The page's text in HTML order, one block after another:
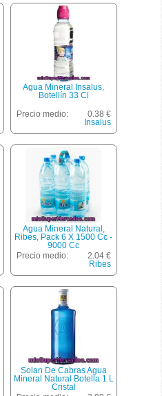
Agua Mineral Insalus,
Botellín 33 Cl
Precio medio:
0.38 €
Insalus
Agua Mineral Natural,
Ribes, Pack 6 X 1500 Cc -
9000 Cc
Precio medio:
2.04 €
Ribes
Solan De Cabras Agua
Mineral Natural Botella 1 L
Cristal